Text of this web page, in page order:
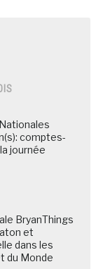
comptes-
journée
BryanThings
et
dans les
du Monde